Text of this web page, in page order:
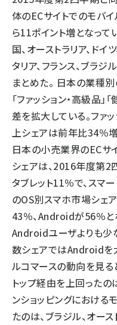
体のECサイトでのモバ
ら11ポイント増となって
国、オーストラリア、ドイ
タリア、フランス、ブラ
まとめた。 日本の業種
「ファッション・高級品
差を拡大している。ファ
上シェアは前年比34％増
日本の小売業界のECサ
シェアは、2016年度第2
タブレット11％で、スマ
のOS別スマホ市場シェ
43％、Androidが56％と
Androidユーザよりも少
数シェアではAndroidを
ルコマースの動向を見る
トップ経由を上回ったの
ンショッピングにおける
たのは、ブラジル、オー